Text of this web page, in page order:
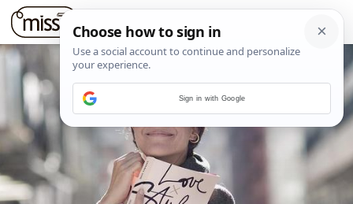
Sign in with Google